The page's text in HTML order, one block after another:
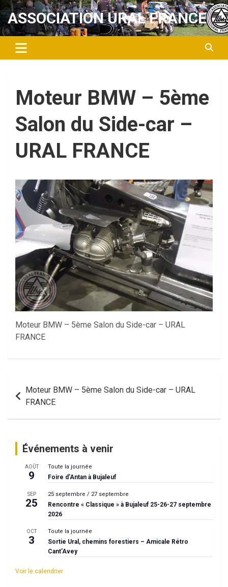
Aller
au
contenu
ASSOCIATION URAL FRANCE
Moteur BMW – 5ème
Salon du Side-car –
URAL FRANCE
Moteur BMW – 5ème Salon du Side-car – URAL
FRANCE
Navigation
de
l’article
Moteur BMW – 5ème Salon du Side-car – URAL
FRANCE
Événements à venir
AOÛT
9
Toute la journée
Foire d’Antan à Bujaleuf
SEP
25
25 septembre / 27 septembre
Rencontre « Classique » à Bujaleuf 25-26-27 septembre
2026
OCT
3
Toute la journée
Sortie Ural, chemins forestiers – Amicale Rétro
Cant’Avey
Voir le calendrier